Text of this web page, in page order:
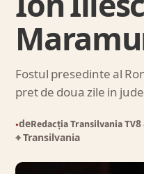
Fostul presedinte al
pret de doua zile in
●deRedacția Transilvania TV8
⌖ Transilvania